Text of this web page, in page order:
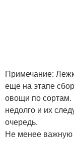
Примечание:
еще на этапе
овощи по сортам.
недолго и их
очередь.
Не менее важную